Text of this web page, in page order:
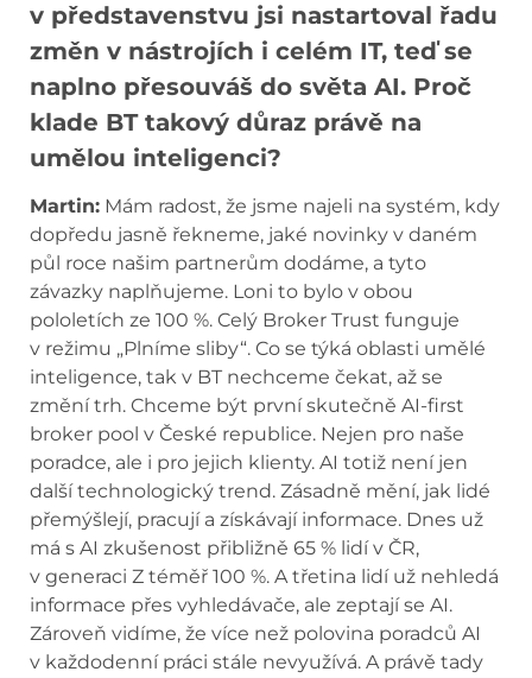
v představenstvu jsi nastartoval řadu
změn v nástrojích i celém IT, teď se
naplno přesouváš do světa AI. Proč
klade BT takový důraz právě na
umělou inteligenci?
Martin: Mám radost, že jsme najeli na systém, kdy
dopředu jasně řekneme, jaké novinky v daném
půl roce našim partnerům dodáme, a tyto
závazky naplňujeme. Loni to bylo v obou
pololetích ze 100 %. Celý Broker Trust funguje
v režimu „Plníme sliby“. Co se týká oblasti umělé
inteligence, tak v BT nechceme čekat, až se
změní trh. Chceme být první skutečně AI-first
broker pool v České republice. Nejen pro naše
poradce, ale i pro jejich klienty. AI totiž není jen
další technologický trend. Zásadně mění, jak lidé
přemýšlejí, pracují a získávají informace. Dnes už
má s AI zkušenost přibližně 65 % lidí v ČR,
v generaci Z téměř 100 %. A třetina lidí už nehledá
informace přes vyhledávače, ale zeptají se AI.
Zároveň vidíme, že více než polovina poradců AI
v každodenní práci stále nevyužívá. A právě tady